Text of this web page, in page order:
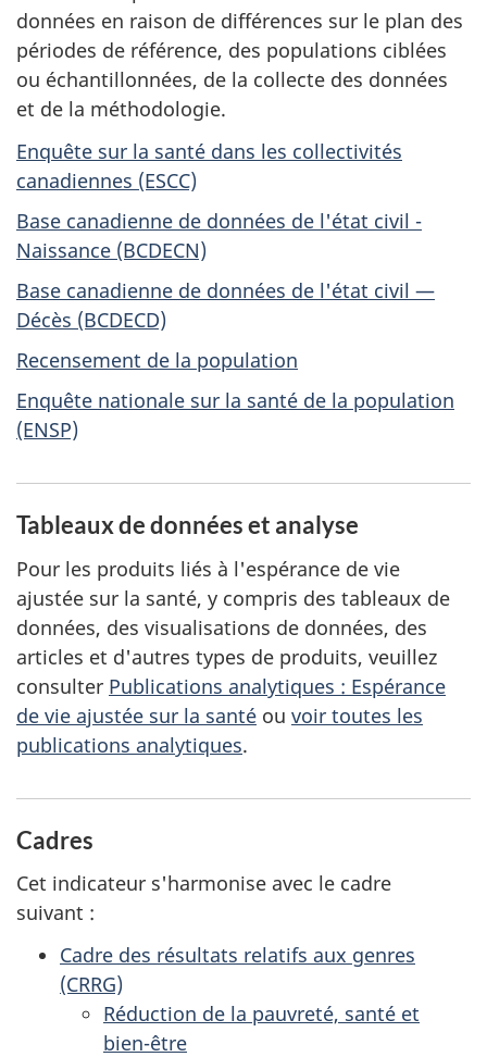
données en raison de différences sur le plan des
périodes de référence, des populations ciblées
ou échantillonnées, de la collecte des données
et de la méthodologie.
Enquête sur la santé dans les collectivités
canadiennes (ESCC)
Base canadienne de données de l'état civil -
Naissance (BCDECN)
Base canadienne de données de l'état civil —
Décès (BCDECD)
Recensement de la population
Enquête nationale sur la santé de la population
(ENSP)
Tableaux de données et analyse
Pour les produits liés à l'espérance de vie
ajustée sur la santé, y compris des tableaux de
données, des visualisations de données, des
articles et d'autres types de produits, veuillez
consulter Publications analytiques : Espérance
de vie ajustée sur la santé ou voir toutes les
publications analytiques.
Cadres
Cet indicateur s'harmonise avec le cadre
suivant :
Cadre des résultats relatifs aux genres
(CRRG)
Réduction de la pauvreté, santé et
bien-être